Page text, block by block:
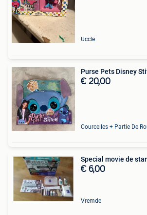
Uccle
Purse
€ 20,00
Courcelles + Partie De
Special movie de
€ 6,00
Vremde